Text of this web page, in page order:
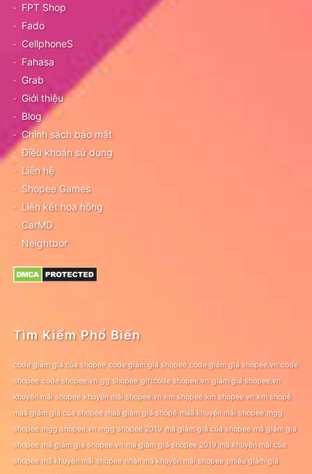
FPT Shop
Fado
CellphoneS
Fahasa
Grab
Giới thiệu
Blog
Chính sách bảo mật
Điều khoản sử dụng
Liên hệ
Shopee Games
Liên kết hoa hồng
CarMD
Neightbor
Tìm Kiếm Phổ Biến
code giảm giá của shopee code giảm giá shopee code giảm giá shopee.vn code
shopee code shopee.vn gg shopee giftcode shopee.vn giảm giá shopee.vn
khuyến mãi shopee khuyến mãi shopee.vn km shopee km shopee vn km shopê
maã giảm giá của shopee maã giảm giá shopê maã khuyến mãi shopee mgg
shopee mgg shopee.vn mgg shopee 2019 mã giảm giá của shopee mã giảm giá
shopee mã giảm giá shopee.vn mã giảm giá shopee 2019 mã khuyến mãi của
shopee mã khuyến mãi shopee nhận mã khuyến mãi shopee phiếu giảm giá